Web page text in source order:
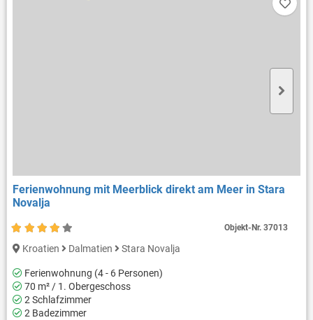
Ferienwohnung mit Meerblick direkt am Meer in Stara
Novalja
Kroatien Dalmatien Stara Novalja
Ferienwohnung (4 - 6 Personen)
70 m² / 1. Obergeschoss
2 Schlafzimmer
2 Badezimmer
Objekt-Nr.37013